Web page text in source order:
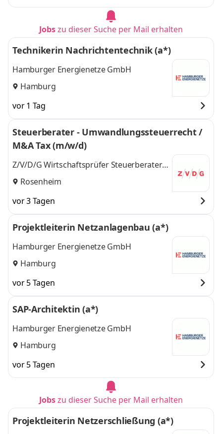
Jobszu dieser Suche per Mail erhalten
Technikerin Nachrichtentechnik (a*)
Hamburger Energienetze GmbH
Hamburg
vor 1 Tag
Steuerberater - Umwandlungssteuerrecht /
M&A Tax (m/w/d)
Z/V/D/G Wirtschaftsprüfer Steuerberater
PartmbB Hubert & Heubusch
Rosenheim
vor 3 Tagen
Projektleiterin Netzanlagenbau (a*)
Hamburger Energienetze GmbH
Hamburg
vor 5 Tagen
SAP-Architektin (a*)
Hamburger Energienetze GmbH
Hamburg
vor 5 Tagen
Jobszu dieser Suche per Mail erhalten
Projektleiterin Netzerschließung (a*)